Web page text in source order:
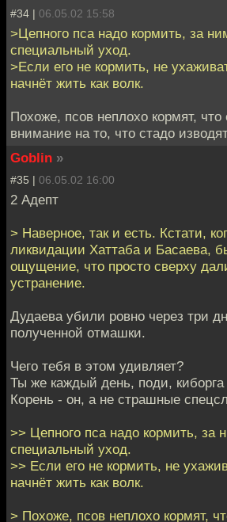
#34 | 06.05.02 15:58
>Цепного пса надо кормить, за
специальный уход.
>Если его не кормить, не
начнёт жить как волк.
Похоже, псов неплохо кормят,
внимание на то, что стадо
Goblin »
#35 | 06.05.02 16:00
2 Адепт
> Наверное, так и есть. Кстати,
ликвидации Хаттаба и Басаева,
ощущение, что просто сверху
устранение.
Дудаева убили ровно через три
полученной отмашки.
Чего тебя в этом удивляет?
Ты же каждый день, поди,
Корень - он, а не страшные
>> Цепного пса надо кормить, за
специальный уход.
>> Если его не кормить, не
начнёт жить как волк.
> Похоже, псов неплохо кормят,